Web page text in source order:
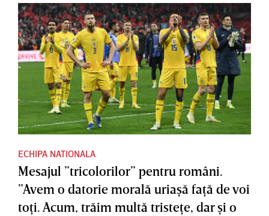
ECHIPA NATIONALA
Mesajul ”tricolorilor” pentru români.
”Avem o datorie morală uriaşă faţă de voi
toţi. Acum, trăim multă tristeţe, dar şi o